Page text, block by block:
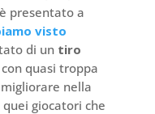
presentato a
visto
di untiro
quasi troppa
nella
giocatori che